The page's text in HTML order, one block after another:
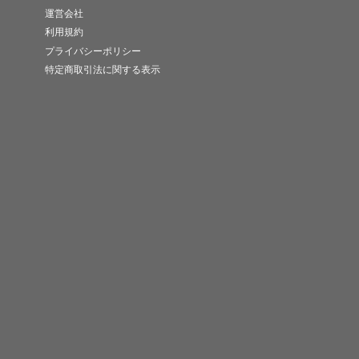
運営会社
利用規約
プライバシーポリシー
特定商取引法に関する表示